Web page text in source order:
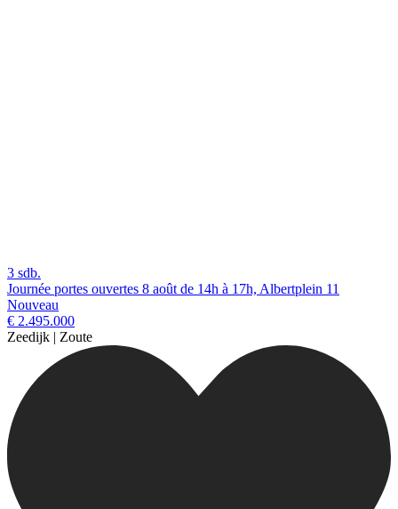
3 sdb.
Journée portes ouvertes 8 août de 14h à 17h, Albertplein 11
Nouveau
€ 2.495.000
Zeedijk | Zoute